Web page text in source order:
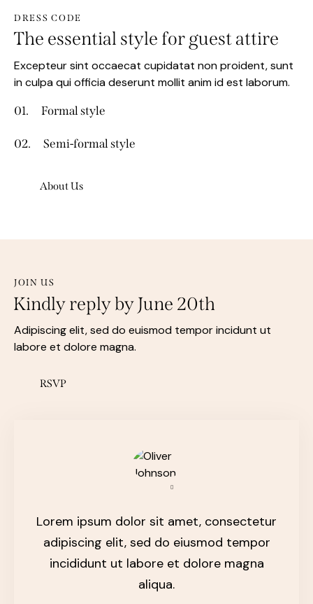
DRESS CODE
The essential style for guest attire
Excepteur sint occaecat cupidatat non proident, sunt
in culpa qui officia deserunt mollit anim id est laborum.
01.
Formal style
02. Semi-formal style
About Us
JOIN US
Kindly reply by June 20th
Adipiscing elit, sed do euismod tempor incidunt ut
labore et dolore magna.
RSVP
Lorem ipsum dolor sit amet, consectetur
adipiscing elit, sed do eiusmod tempor
incididunt ut labore et dolore magna
aliqua.